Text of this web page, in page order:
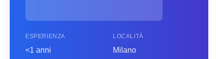
ESPERIENZA
<1 anni
LOCALITÀ
Milano